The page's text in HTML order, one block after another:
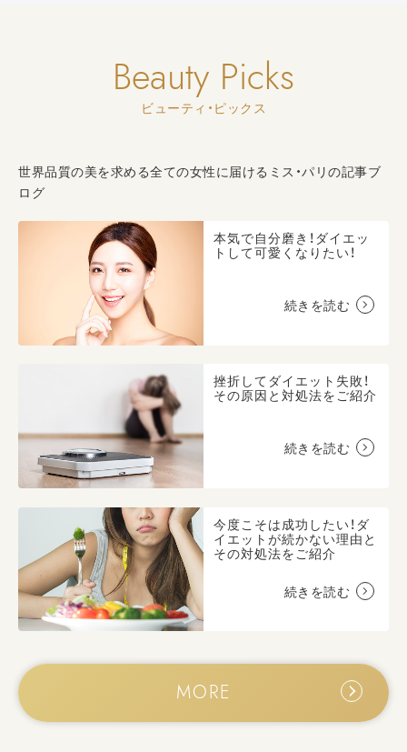
Beauty Picks
ビューティ・ピックス
世界品質の美を求める全ての女性に届けるミス・パリの記事ブ
ログ
本気で自分磨き！ダイエッ
トして可愛くなりたい！
続きを読む
挫折してダイエット失敗！
その原因と対処法をご紹介
続きを読む
今度こそは成功したい！ダ
イエットが続かない理由と
その対処法をご紹介
続きを読む
MORE